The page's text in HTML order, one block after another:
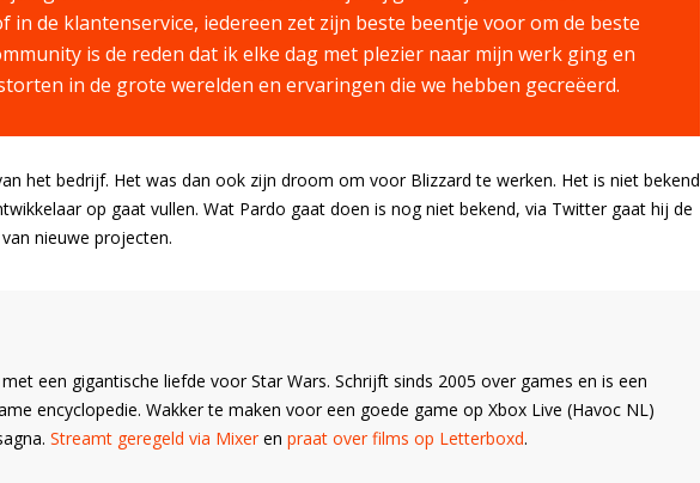
in de klantenservice, iedereen zet zijn beste beentje voor om de beste
is de reden dat ik elke dag met plezier naar mijn werk ging en
in de grote werelden en ervaringen die we hebben gecreëerd.
het bedrijf. Het was dan ook zijn droom om voor Blizzard te werken. Het is niet bekend
op gaat vullen. Wat Pardo gaat doen is nog niet bekend, via Twitter gaat hij de
nieuwe projecten.
een gigantische liefde voor Star Wars. Schrijft sinds 2005 over games en is een
encyclopedie. Wakker te maken voor een goede game op Xbox Live (Havoc NL)
Streamt geregeld via Mixeren praat over films op Letterboxd.